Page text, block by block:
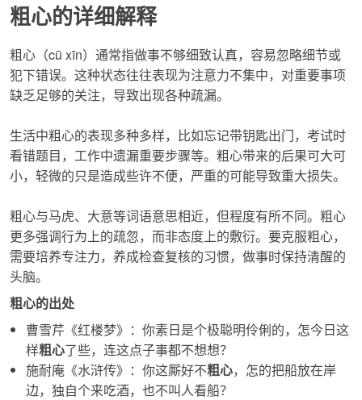
粗心的详细解释
粗心 （cū xīn）通常指做事不够细致认真，容易忽略细节或
犯下错误。这种状态往往表现为注意力不集中，对重要事项
缺乏足够的关注，导致出现各种疏漏。
生活中粗心的表现多种多样，比如忘记带钥匙出门，考试时
看错题目，工作中遗漏重要步骤等。 粗心带来的后果可大可
小，轻微的只是造成些许不便，严重的可能导致重大损失。
粗心与马虎、大意等词语意思相近，但程度有所不同。 粗心
更多强调行为上的疏忽，而非态度上的敷衍。要克服粗心，
需要培养专注力，养成检查复核的习惯，做事时保持清醒的
头脑。
粗心的出处
曹雪芹《红楼梦》：你素日是个极聪明伶俐的，怎今日这
样粗心了些，连这点子事都不想想？
施耐庵《水浒传》：你这厮好不粗心，怎的把船放在岸
边，独自个来吃酒，也不叫人看船？